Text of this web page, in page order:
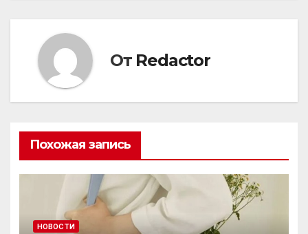
От Redactor
Похожая запись
НОВОСТИ